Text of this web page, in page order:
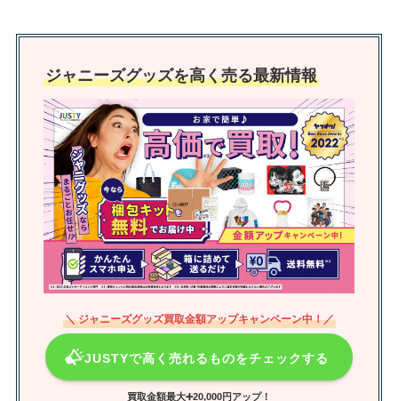
松島聡の人気の理由は？プロフィ
しジャニーズなども調査！
Hey! Say! JUMPの初期メンバー
は？脱退2人の元メンバーの脱退
理由は？人気順も調査
ジャニーズで誰でも知ってる曲
は？定番曲や懐かしい曲・カラオ
小瀧望の年齢は？デビュー時の年
齢や同期ジャニーズや舞台・ドラ
ジャニーズグッズを高く売る最新情報
＼ ジャニーズグッズ買取金額アップキャンペーン中！／
JUSTYで高く売れるものをチェックする
買取金額最大➕20,000円アップ！